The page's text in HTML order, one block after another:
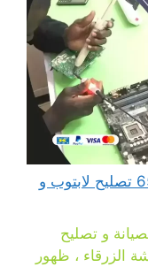
مهندس كمبيوتر النويصيب 65511033 تصليح لابتوب و
و تصليح
الزرقاء ، ظهور